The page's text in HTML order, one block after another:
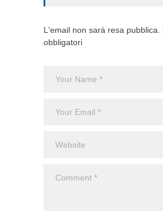
L'email non sarà resa pubblica.
obbligatori